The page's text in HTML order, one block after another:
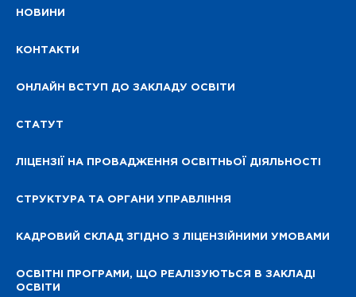
НОВИНИ
КОНТАКТИ
ОНЛАЙН ВСТУП ДО ЗАКЛАДУ ОСВІТИ
СТАТУТ
ЛІЦЕНЗІЇ НА ПРОВАДЖЕННЯ ОСВІТНЬОЇ ДІЯЛЬНОСТІ
СТРУКТУРА ТА ОРГАНИ УПРАВЛІННЯ
КАДРОВИЙ СКЛАД ЗГІДНО З ЛІЦЕНЗІЙНИМИ УМОВАМИ
ОСВІТНІ ПРОГРАМИ, ЩО РЕАЛІЗУЮТЬСЯ В ЗАКЛАДІ
ОСВІТИ